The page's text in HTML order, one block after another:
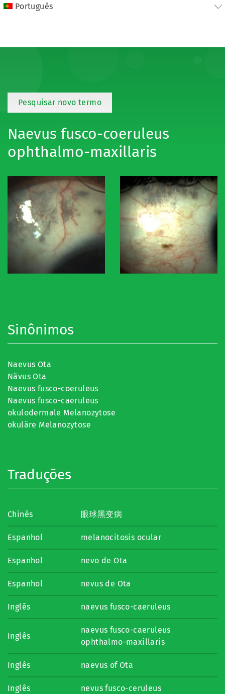
Português
Pesquisar novo termo
Naevus fusco-coeruleus
ophthalmo-maxillaris
Sinônimos
Naevus Ota
Nävus Ota
Naevus fusco-coeruleus
Naevus fusco-caeruleus
okulodermale Melanozytose
okuläre Melanozytose
Traduções
Chinês 眼球黑变病
Espanhol melanocitosis ocular
Espanhol nevo de Ota
Espanhol nevus de Ota
Inglês naevus fusco-caeruleus
Inglês
naevus fusco-caeruleus
ophthalmo-maxillaris
Inglês naevus of Ota
Inglês nevus fusco-ceruleus